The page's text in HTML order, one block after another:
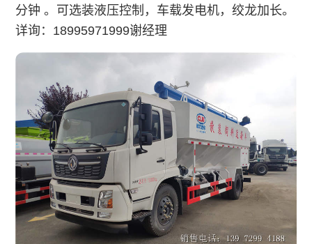
分钟 。可选装液压控制，车载发电机，绞龙加长。
详询：18995971999谢经理